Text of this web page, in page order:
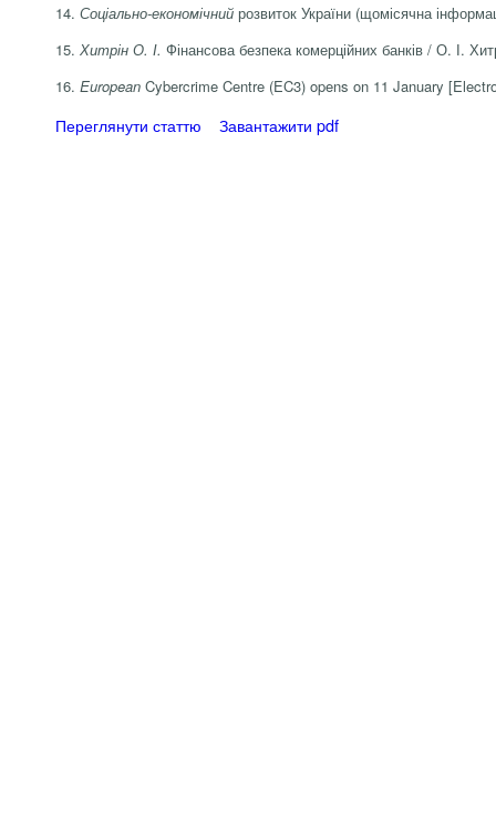
14. Соціально-економічний розвиток України (щомісячна
15. Хитрін О. І. Фінансова безпека комерційних банків / О. І.
16. European Cybercrime Centre (EC3) opens on 11 January
Переглянути статтю Завантажити pdf